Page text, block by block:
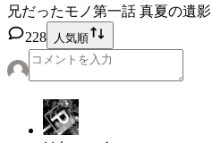
兄だったモノ第一話 真夏の遺影
228
人気順